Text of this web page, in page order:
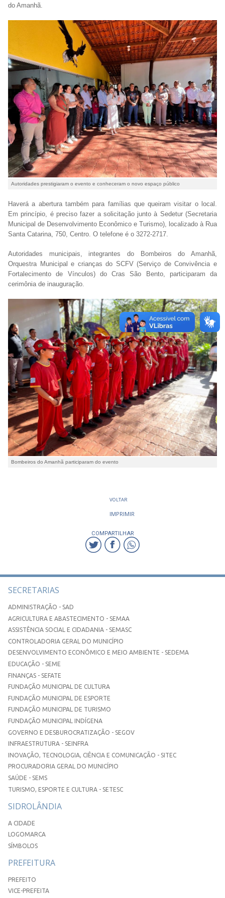
do Amanhã.
Autoridades prestigiaram o evento e conheceram o novo espaço público
Haverá a abertura também para famílias que queiram visitar o local.
Em princípio, é preciso fazer a solicitação junto à Sedetur (Secretaria
Municipal de Desenvolvimento Econômico e Turismo), localizado à Rua
Santa Catarina, 750, Centro. O telefone é o 3272-2717.
Autoridades municipais, integrantes do Bombeiros do Amanhã,
Orquestra Municipal e crianças do SCFV (Serviço de Convivência e
Fortalecimento de Vínculos) do Cras São Bento, participaram da
cerimônia de inauguração.
Bombeiros do Amanhã participaram do evento
VOLTAR
IMPRIMIR
COMPARTILHAR
SECRETARIAS
ADMINISTRAÇÃO - SAD
AGRICULTURA E ABASTECIMENTO - SEMAA
ASSISTÊNCIA SOCIAL E CIDADANIA - SEMASC
CONTROLADORIA GERAL DO MUNICÍPIO
DESENVOLVIMENTO ECONÔMICO E MEIO AMBIENTE - SEDEMA
EDUCAÇÃO - SEME
FINANÇAS - SEFATE
FUNDAÇÃO MUNICIPAL DE CULTURA
FUNDAÇÃO MUNICIPAL DE ESPORTE
FUNDAÇÃO MUNICIPAL DE TURISMO
FUNDAÇÃO MUNICIPAL INDÍGENA
GOVERNO E DESBUROCRATIZAÇÃO - SEGOV
INFRAESTRUTURA - SEINFRA
INOVAÇÃO, TECNOLOGIA, CIÊNCIA E COMUNICAÇÃO - SITEC
PROCURADORIA GERAL DO MUNICÍPIO
SAÚDE - SEMS
TURISMO, ESPORTE E CULTURA - SETESC
SIDROLÂNDIA
A CIDADE
LOGOMARCA
SÍMBOLOS
PREFEITURA
PREFEITO
VICE-PREFEITA